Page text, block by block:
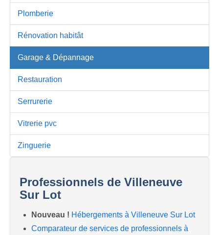
Plomberie
Rénovation habitât
Garage & Dépannage
Restauration
Serrurerie
Vitrerie pvc
Zinguerie
Professionnels de Villeneuve
Sur Lot
Nouveau ! Hébergements à Villeneuve Sur Lot
Comparateur de services de professionnels à